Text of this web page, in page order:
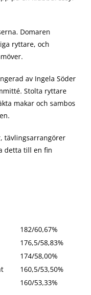
Domaren
ryttare, och
av Ingela Söder
Stolta ryttare
makar och sambos
tävlingsarrangörer
detta till en fin
182/60,67%
176,5/58,83%
174/58,00%
160,5/53,50%
160/53,33%